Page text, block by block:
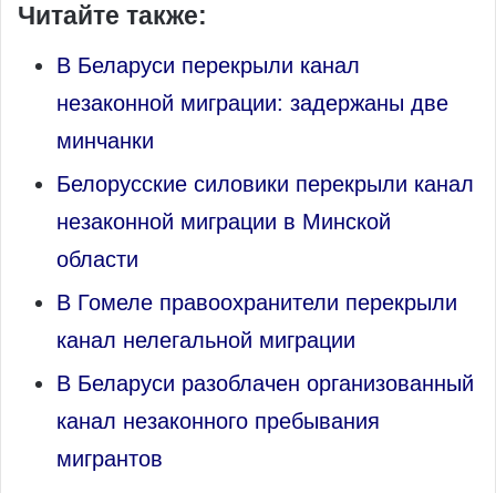
Читайте также:
В Беларуси перекрыли канал
незаконной миграции: задержаны две
минчанки
Белорусские силовики перекрыли канал
незаконной миграции в Минской
области
В Гомеле правоохранители перекрыли
канал нелегальной миграции
В Беларуси разоблачен организованный
канал незаконного пребывания
мигрантов